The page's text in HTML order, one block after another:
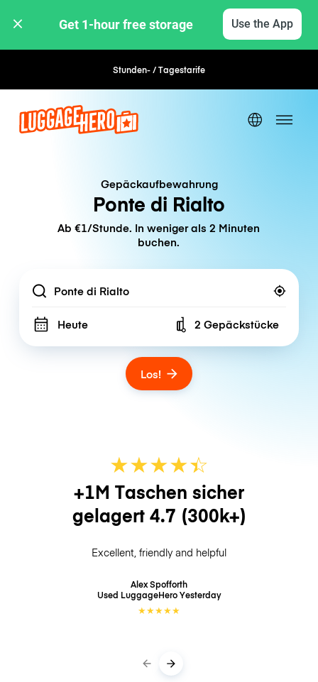
Get 1-hour free storage Use the App
Stunden- / Tagestarife Flexible Buchung
Gepäckaufbewahrung
Ponte di Rialto
Ab €1/Stunde. In weniger als 2 Minuten
buchen.
Location
Heute Number of bags
2 Gepäckstücke
Los!
★★★★☆
★
+1M Taschen sicher
gelagert 4.7 (300k+)
Excellent, friendly and helpful
Alex Spofforth
Used LuggageHeroYesterday
★★★★★